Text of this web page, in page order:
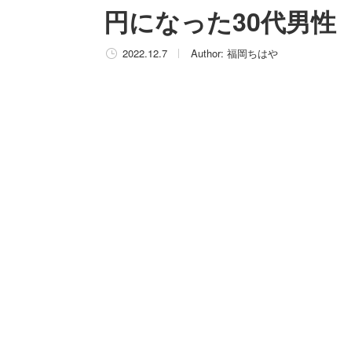
円になった30代男性
2022.12.7 Author: 福岡ちはや